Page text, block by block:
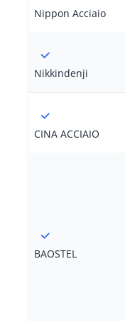
Nippon Acciaio
Nikkindenji
CINA ACCIAIO
BAOSTEL